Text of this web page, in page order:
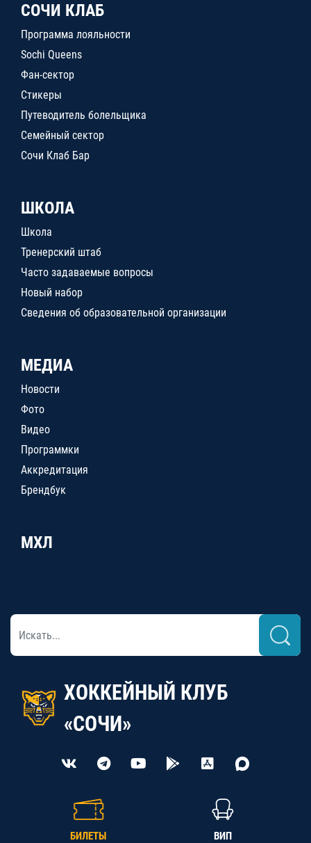
СОЧИ КЛАБ
Программа лояльности
Sochi Queens
Фан-сектор
Стикеры
Путеводитель болельщика
Семейный сектор
Сочи Клаб Бар
ШКОЛА
Школа
Тренерский штаб
Часто задаваемые вопросы
Новый набор
Сведения об образовательной организации
МЕДИА
Новости
Фото
Видео
Программки
Аккредитация
Брендбук
МХЛ
ХОККЕЙНЫЙ КЛУБ
«СОЧИ»
БИЛЕТЫ ВИП